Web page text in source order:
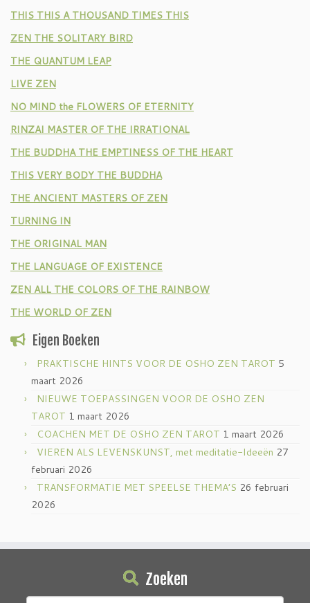
THIS THIS A THOUSAND TIMES THIS
ZEN THE SOLITARY BIRD
THE QUANTUM LEAP
LIVE ZEN
NO MIND the FLOWERS OF ETERNITY
RINZAI MASTER OF THE IRRATIONAL
THE BUDDHA THE EMPTINESS OF THE HEART
THIS VERY BODY THE BUDDHA
THE ANCIENT MASTERS OF ZEN
TURNING IN
THE ORIGINAL MAN
THE LANGUAGE OF EXISTENCE
ZEN ALL THE COLORS OF THE RAINBOW
THE WORLD OF ZEN
Eigen Boeken
PRAKTISCHE HINTS VOOR DE OSHO ZEN TAROT 5
maart 2026
NIEUWE TOEPASSINGEN VOOR DE OSHO ZEN
TAROT 1 maart 2026
COACHEN MET DE OSHO ZEN TAROT 1 maart 2026
VIEREN ALS LEVENSKUNST, met meditatie-Ideeën 27
februari 2026
TRANSFORMATIE MET SPEELSE THEMA’S 26 februari
2026
Zoeken